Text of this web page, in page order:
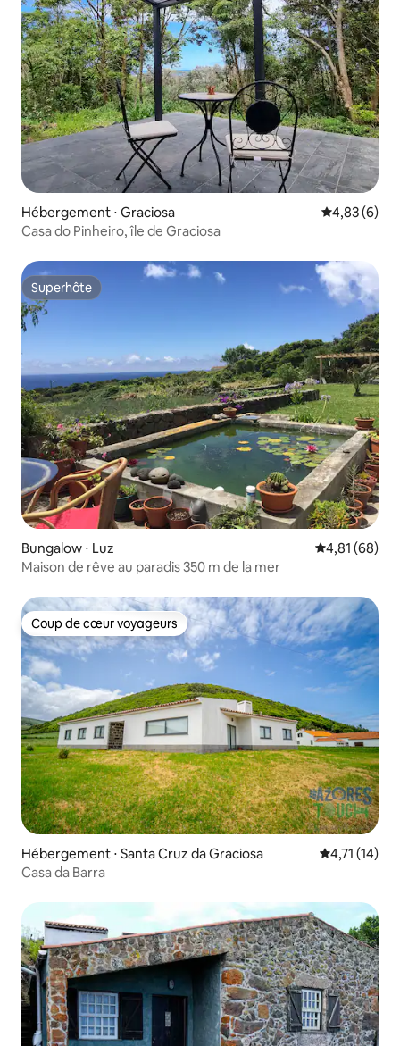
Hébergement ⋅ Graciosa Évaluation
4,83 (6)
Casa do Pinheiro, île de Graciosa
Superhôte
Superhôte
Bungalow ⋅ Luz Évaluation
4,81 (68)
Maison de rêve au paradis 350 m de la mer
Coup de cœur voyageurs
Coup de cœur voyageurs
Hébergement ⋅ Santa Cruz da Graciosa Évaluation
4,71 (14)
Casa da Barra